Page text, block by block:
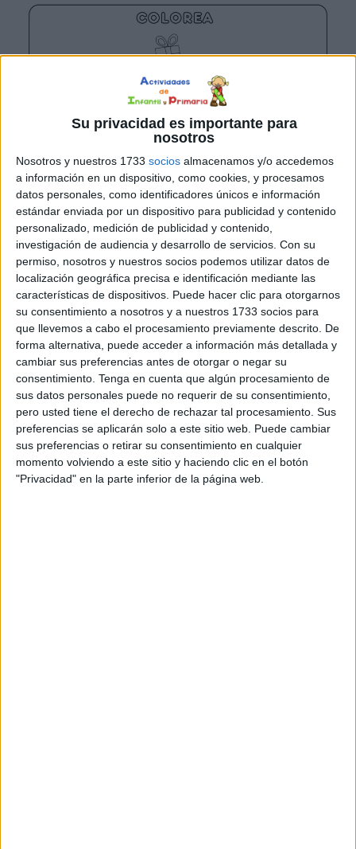
Su privacidad es importante para
nosotros
Nosotros y nuestros 1733 socios almacenamos y/o accedemos
a información en un dispositivo, como cookies, y procesamos
datos personales, como identificadores únicos e información
estándar enviada por un dispositivo para publicidad y contenido
personalizado, medición de publicidad y contenido,
investigación de audiencia y desarrollo de servicios. Con su
permiso, nosotros y nuestros socios podemos utilizar datos de
localización geográfica precisa e identificación mediante las
características de dispositivos. Puede hacer clic para otorgarnos
su consentimiento a nosotros y a nuestros 1733 socios para
que llevemos a cabo el procesamiento previamente descrito. De
forma alternativa, puede acceder a información más detallada y
cambiar sus preferencias antes de otorgar o negar su
consentimiento. Tenga en cuenta que algún procesamiento de
sus datos personales puede no requerir de su consentimiento,
pero usted tiene el derecho de rechazar tal procesamiento. Sus
preferencias se aplicarán solo a este sitio web. Puede cambiar
sus preferencias o retirar su consentimiento en cualquier
momento volviendo a este sitio y haciendo clic en el botón
"Privacidad" en la parte inferior de la página web.